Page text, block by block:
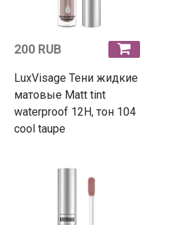
200 RUB
LuxVisage Тени жидкие
матовые Matt tint
waterproof 12H, тон 104
cool taupe